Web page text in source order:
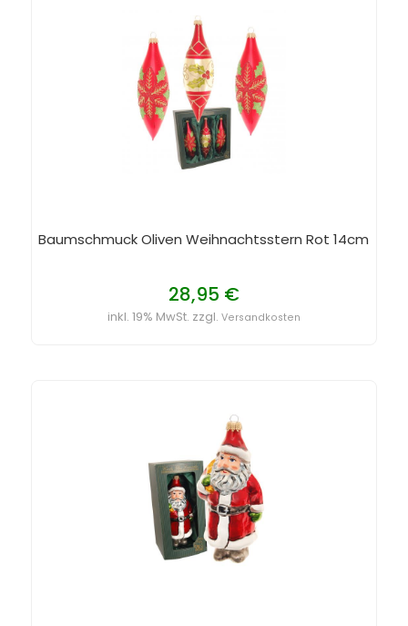
Baumschmuck Oliven Weihnachtsstern Rot 14cm
28,95 €
inkl. 19% MwSt. zzgl. Versandkosten